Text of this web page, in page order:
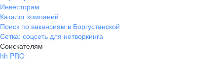
Инвесторам
Каталог компаний
Поиск по вакансиям в Боргустанской
Сетка: соцсеть для нетворкинга
Соискателям
hh PRO